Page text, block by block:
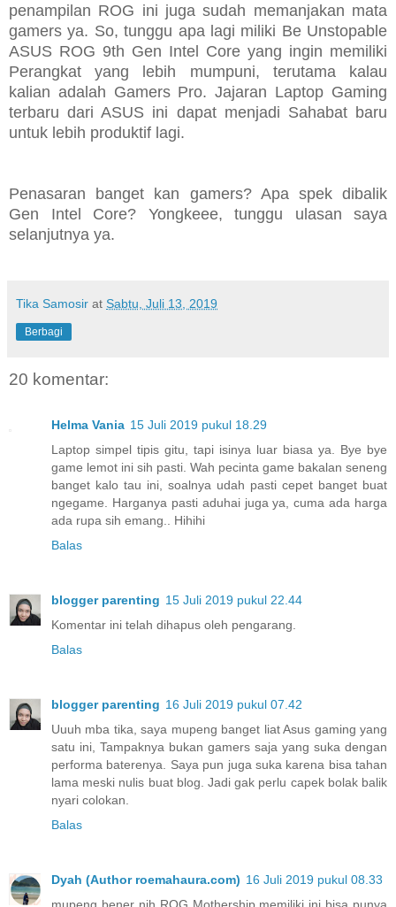
penampilan ROG ini juga sudah memanjakan mata
gamers ya. So, tunggu apa lagi miliki Be Unstopable
ASUS ROG 9th Gen Intel Core yang ingin memiliki
Perangkat yang lebih mumpuni, terutama kalau
kalian adalah Gamers Pro. Jajaran Laptop Gaming
terbaru dari ASUS ini dapat menjadi Sahabat baru
untuk lebih produktif lagi.
Penasaran banget kan gamers? Apa spek dibalik
Gen Intel Core? Yongkeee, tunggu ulasan saya
selanjutnya ya.
Tika Samosir at Sabtu, Juli 13, 2019
Berbagi
20 komentar:
Helma Vania 15 Juli 2019 pukul 18.29
Laptop simpel tipis gitu, tapi isinya luar biasa ya. Bye bye
game lemot ini sih pasti. Wah pecinta game bakalan seneng
banget kalo tau ini, soalnya udah pasti cepet banget buat
ngegame. Harganya pasti aduhai juga ya, cuma ada harga
ada rupa sih emang.. Hihihi
Balas
blogger parenting 15 Juli 2019 pukul 22.44
Komentar ini telah dihapus oleh pengarang.
Balas
blogger parenting 16 Juli 2019 pukul 07.42
Uuuh mba tika, saya mupeng banget liat Asus gaming yang
satu ini, Tampaknya bukan gamers saja yang suka dengan
performa baterenya. Saya pun juga suka karena bisa tahan
lama meski nulis buat blog. Jadi gak perlu capek bolak balik
nyari colokan.
Balas
Dyah (Author roemahaura.com) 16 Juli 2019 pukul 08.33